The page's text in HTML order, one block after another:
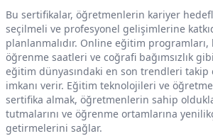
Bu sertifikalar, öğretmenlerin kariyer
seçilmeli ve profesyonel gelişimlerine
planlanmalıdır. Online eğitim programları,
öğrenme saatleri ve coğrafi bağımsızlık
eğitim dünyasındaki en son trendleri takip
imkanı verir. Eğitim teknolojileri ve
sertifika almak, öğretmenlerin sahip
tutmalarını ve öğrenme ortamlarına
getirmelerini sağlar.